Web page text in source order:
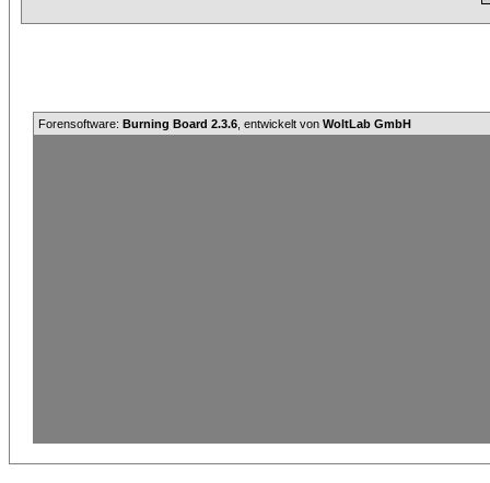
Forensoftware: Burning Board 2.3.6 , entwickelt von WoltLab GmbH